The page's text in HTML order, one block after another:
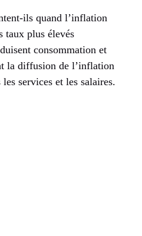
ils quand l’inflation
taux plus élevés
consommation et
la diffusion de l’inflation
services et les salaires.